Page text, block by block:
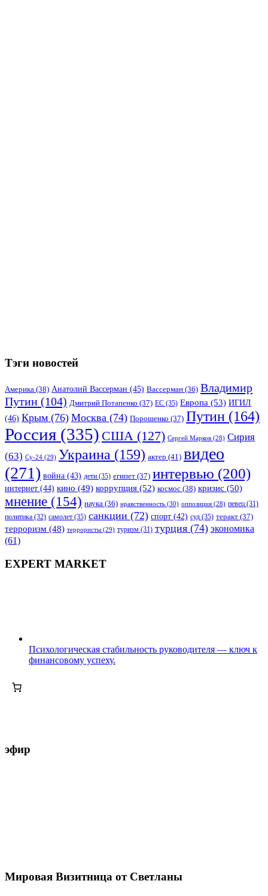
Тэги новостей
Америка (38) Анатолий Вассерман (45) Вассерман (36) Владимир
Путин (104) Дмитрий Потапенко (37) ЕС (35) Европа (53) ИГИЛ
(46) Крым (76) Москва (74) Порошенко (37) Путин (164)
Россия (335) США (127) Сергей Марков (28) Сирия
(63) Су-24 (29) Украина (159) актер (41) видео
(271) война (43) дети (35) египет (37) интервью (200)
интернет (44) кино (49) коррупция (52) космос (38) кризис (50)
мнение (154) наука (36) нравственность (30) оппозиция (28) певец (31)
политика (32) самолет (35) санкции (72) спорт (42) суд (35) теракт (37)
терроризм (48) террористы (29) туризм (31) турция (74) экономика
(61)
EXPERT MARKET
Психологическая стабильность руководителя — ключ к
финансовому успеху.
эфир
Мировая Визитница от Светланы